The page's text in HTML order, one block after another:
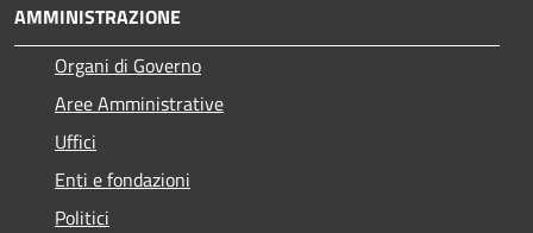
AMMINISTRAZIONE
Organi di Governo
Aree Amministrative
Uffici
Enti e fondazioni
Politici